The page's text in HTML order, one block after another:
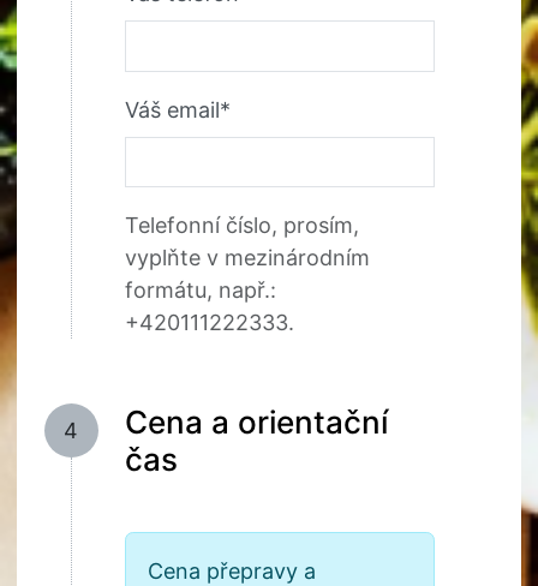
Váš email*
Telefonní číslo, prosím,
vyplňte v mezinárodním
formátu, např.:
+420111222333.
4
Cena a orientační
čas
Cena přepravy a